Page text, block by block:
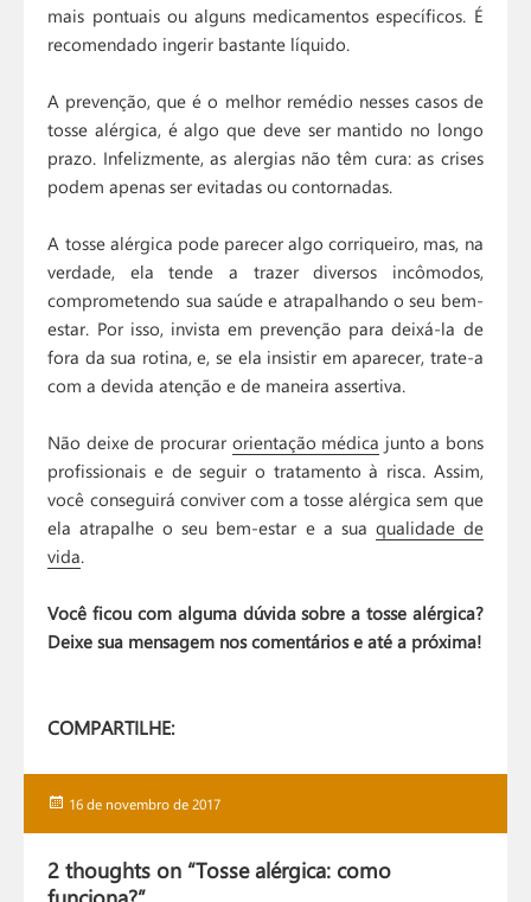
mais pontuais ou alguns medicamentos específicos. É
recomendado ingerir bastante líquido.
A prevenção, que é o melhor remédio nesses casos de
tosse alérgica, é algo que deve ser mantido no longo
prazo. Infelizmente, as alergias não têm cura: as crises
podem apenas ser evitadas ou contornadas.
A tosse alérgica pode parecer algo corriqueiro, mas, na
verdade, ela tende a trazer diversos incômodos,
comprometendo sua saúde e atrapalhando o seu bem-
estar. Por isso, invista em prevenção para deixá-la de
fora da sua rotina, e, se ela insistir em aparecer, trate-a
com a devida atenção e de maneira assertiva.
Não deixe de procurar orientação médica junto a bons
profissionais e de seguir o tratamento à risca. Assim,
você conseguirá conviver com a tosse alérgica sem que
ela atrapalhe o seu bem-estar e a sua qualidade de
vida.
Você ficou com alguma dúvida sobre a tosse alérgica?
Deixe sua mensagem nos comentários e até a próxima!
COMPARTILHE:
Publicado
16 de novembro de 2017
2 thoughts on “Tosse alérgica: como